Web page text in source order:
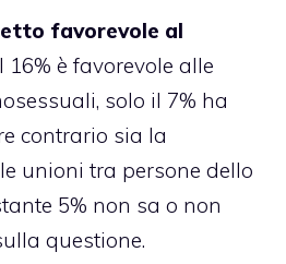
favorevole al
16% è favorevole alle
solo il 7% ha
contrario sia la
unioni tra persone dello
5% non sa o non
questione.